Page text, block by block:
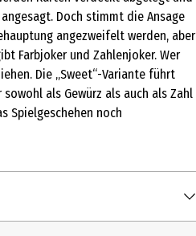
Doch stimmt die Ansage
angezweifelt werden, aber
Farbjoker und Zahlenjoker. Wer
Die „Sweet“-Variante führt
als Gewürz als auch als Zahl
Spielgeschehen noch